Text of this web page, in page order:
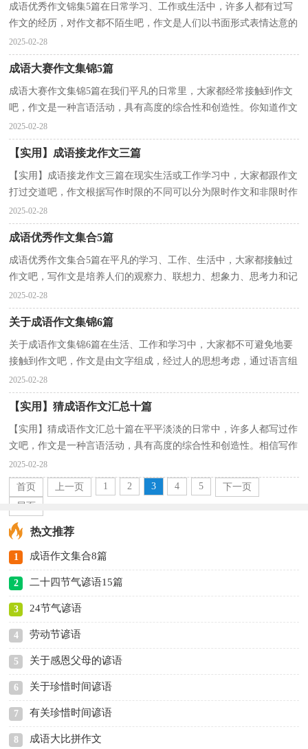
成语优秀作文锦集5篇在日常学习、工作或生活中，许多人都有过写
作文的经历，对作文都不陌生吧，作文是人们以书面形式表情达意的
言语活动。那么你有了解过作文吗？以下是小编为大家...
2025-02-28
成语大赛作文集锦5篇
成语大赛作文集锦5篇在我们平凡的日常里，大家都经常接触到作文
吧，作文是一种言语活动，具有高度的综合性和创造性。你知道作文
怎样才能写的好吗？以下是小编整理的成语大赛作文5篇...
2025-02-28
【实用】成语接龙作文三篇
【实用】成语接龙作文三篇在现实生活或工作学习中，大家都跟作文
打过交道吧，作文根据写作时限的不同可以分为限时作文和非限时作
文。你知道作文怎样才能写的好吗？下面是小编整理...
2025-02-28
成语优秀作文集合5篇
成语优秀作文集合5篇在平凡的学习、工作、生活中，大家都接触过
作文吧，写作文是培养人们的观察力、联想力、想象力、思考力和记
忆力的重要手段。相信许多人会觉得作文很难写吧，...
2025-02-28
关于成语作文集锦6篇
关于成语作文集锦6篇在生活、工作和学习中，大家都不可避免地要
接触到作文吧，作文是由文字组成，经过人的思想考虑，通过语言组
织来表达一个主题意义的文体。那么你知道一篇好的作...
2025-02-28
【实用】猜成语作文汇总十篇
【实用】猜成语作文汇总十篇在平平淡淡的日常中，许多人都写过作
文吧，作文是一种言语活动，具有高度的综合性和创造性。相信写作
文是一个让许多人都头痛的问题，以下是小编精心整理...
2025-02-28
首页 上一页 1 2 3 4 5
下一页
尾页
热文推荐
1 成语作文集合8篇
2 二十四节气谚语15篇
3 24节气谚语
4 劳动节谚语
5 关于感恩父母的谚语
6 关于珍惜时间谚语
7 有关珍惜时间谚语
8 成语大比拼作文